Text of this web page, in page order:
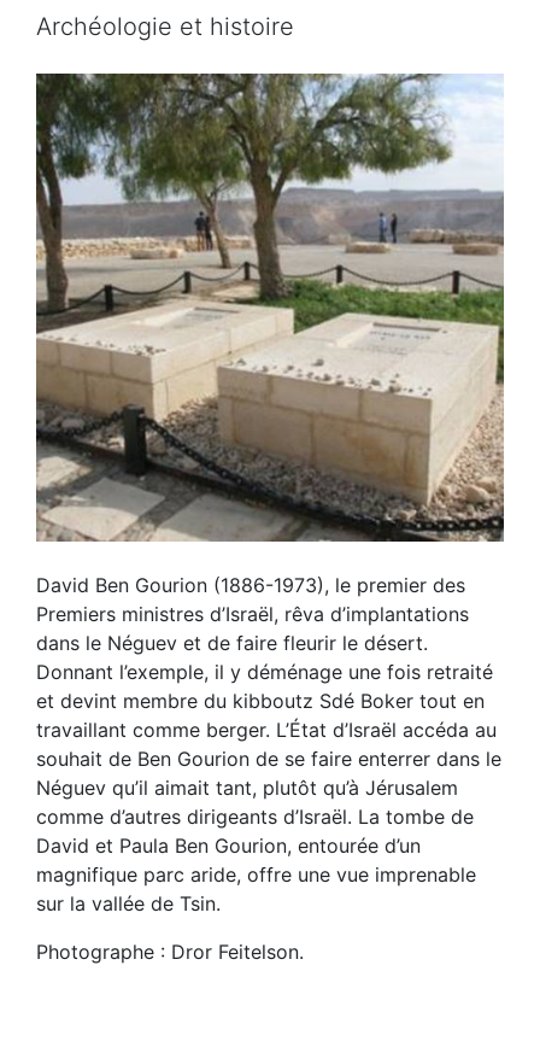
Archéologie et histoire
David Ben Gourion (1886-1973), le premier des
Premiers ministres d’Israël, rêva d’implantations
dans le Néguev et de faire fleurir le désert.
Donnant l’exemple, il y déménage une fois retraité
et devint membre du kibboutz Sdé Boker tout en
travaillant comme berger. L’État d’Israël accéda au
souhait de Ben Gourion de se faire enterrer dans le
Néguev qu’il aimait tant, plutôt qu’à Jérusalem
comme d’autres dirigeants d’Israël. La tombe de
David et Paula Ben Gourion, entourée d’un
magnifique parc aride, offre une vue imprenable
sur la vallée de Tsin.
Photographe : Dror Feitelson.